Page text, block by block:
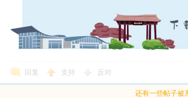
回复 支持 反对
还有一些帖子被